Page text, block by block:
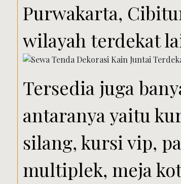
Purwakarta,
wilayah terdekat
Tersedia juga
antaranya yaitu
silang, kursi vip,
multiplek, meja